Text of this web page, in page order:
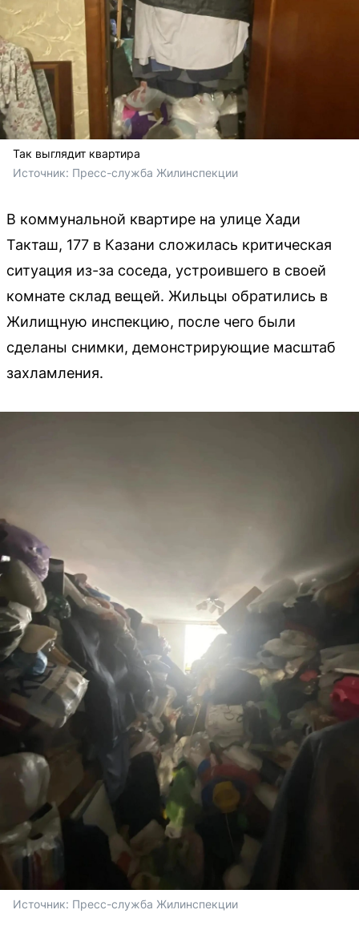
Так выглядит квартира
Источник: Пресс-служба Жилинспекции
В коммунальной квартире на улице Хади
Такташ, 177 в Казани сложилась критическая
ситуация из-за соседа, устроившего в своей
комнате склад вещей. Жильцы обратились в
Жилищную инспекцию, после чего были
сделаны снимки, демонстрирующие масштаб
захламления.
Источник: Пресс-служба Жилинспекции